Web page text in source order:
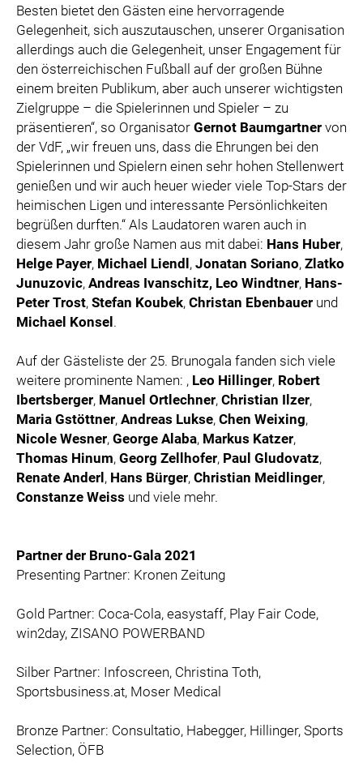
Besten bietet den Gästen eine hervorragende
Gelegenheit, sich auszutauschen, unserer Organisation
allerdings auch die Gelegenheit, unser Engagement für
den österreichischen Fußball auf der großen Bühne
einem breiten Publikum, aber auch unserer wichtigsten
Zielgruppe – die Spielerinnen und Spieler – zu
präsentieren“, so Organisator Gernot Baumgartner von
der VdF, „wir freuen uns, dass die Ehrungen bei den
Spielerinnen und Spielern einen sehr hohen Stellenwert
genießen und wir auch heuer wieder viele Top-Stars der
heimischen Ligen und interessante Persönlichkeiten
begrüßen durften.“ Als Laudatoren waren auch in
diesem Jahr große Namen aus mit dabei: Hans Huber,
Helge Payer, Michael Liendl , Jonatan Soriano, Zlatko
Junuzovic, Andreas Ivanschitz, Leo Windtner, Hans-
Peter Trost, Stefan Koubek, Christan Ebenbauer und
Michael Konsel .
Auf der Gästeliste der 25. Brunogala fanden sich viele
weitere prominente Namen: , Leo Hillinger, Robert
Ibertsberger, Manuel Ortlechner, Christian Ilzer,
Maria Gstöttner, Andreas Lukse, Chen Weixing,
Nicole Wesner, George Alaba, Markus Katzer,
Thomas Hinum, Georg Zellhofer, Paul Gludovatz,
Renate Anderl , Hans Bürger, Christian Meidlinger,
Constanze Weiss und viele mehr.
Partner der Bruno-Gala 2021
Presenting Partner: Kronen Zeitung
Gold Partner: Coca-Cola, easystaff, Play Fair Code,
win2day, ZISANO POWERBAND
Silber Partner: Infoscreen, Christina Toth,
Sportsbusiness.at, Moser Medical
Bronze Partner: Consultatio, Habegger, Hillinger, Sports
Selection, ÖFB